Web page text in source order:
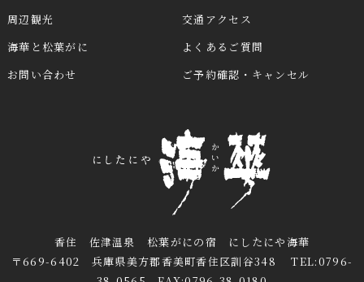
周辺観光
交通アクセス
海華と松葉がに
よくあるご質問
お問い合わせ
ご予約確認・キャンセル
香住 佐津温泉 松葉がにの宿 にしたにや海華
〒669-6402 兵庫県美方郡香美町香住区訓谷348 TEL:0796-